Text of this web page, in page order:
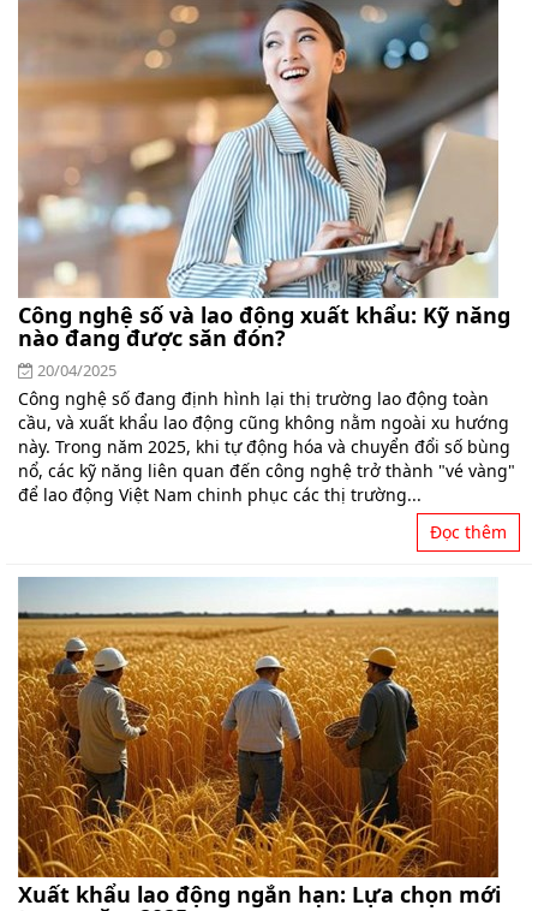
Công nghệ số và lao động xuất khẩu: Kỹ năng
nào đang được săn đón?
20/04/2025
Công nghệ số đang định hình lại thị trường lao động toàn
cầu, và xuất khẩu lao động cũng không nằm ngoài xu hướng
này. Trong năm 2025, khi tự động hóa và chuyển đổi số bùng
nổ, các kỹ năng liên quan đến công nghệ trở thành "vé vàng"
để lao động Việt Nam chinh phục các thị trường...
Đọc thêm
Xuất khẩu lao động ngắn hạn: Lựa chọn mới